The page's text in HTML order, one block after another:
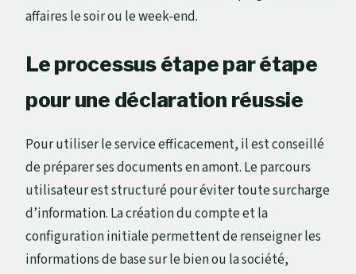
affaires le soir ou le week-end.
Le processus étape par étape
pour une déclaration réussie
Pour utiliser le service efficacement, il est conseillé
de préparer ses documents en amont. Le parcours
utilisateur est structuré pour éviter toute surcharge
d’information. La création du compte et la
configuration initiale permettent de renseigner les
informations de base sur le bien ou la société,